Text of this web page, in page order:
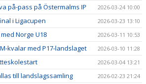
på-pass på Östermalms IP 2026-03-24 10:00
i Ligacupen 2026-03-23 13:10
Norge U18 2026-03-11 10:53
kvalar med P17-landslaget 2026-03-10 11:28
2026-03-04 13:21
till landslagssamling 2026-02-23 21:24